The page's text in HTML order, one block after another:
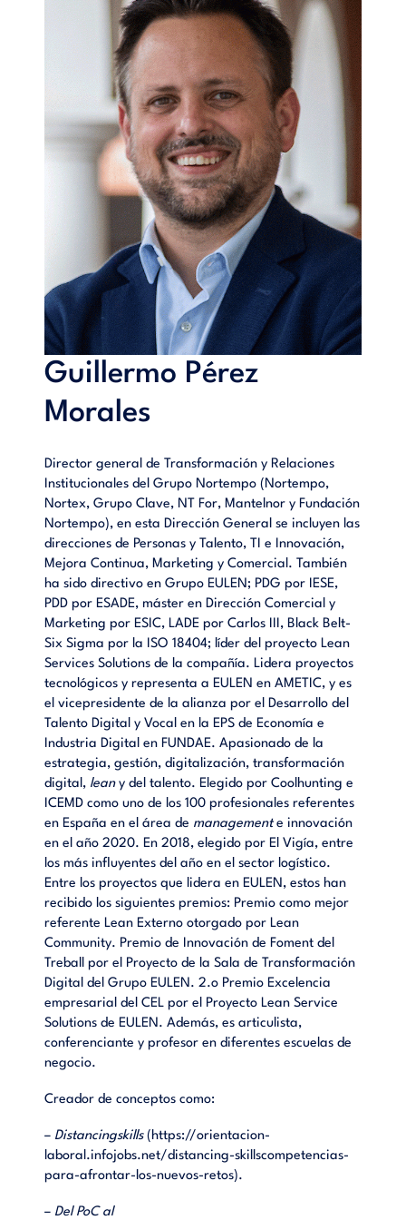
económicamente ni en capital humano, lo que ha generado
ciertos cuellos de botella en los últimos meses, haciendo que la
previsión de ventas tenga una tendencia a la baja en los
próximos meses si la situación perdura.
Desde el ámbito tecnológico, los almacenes tienen un bajo
componente de actualización.
Guillermo Pérez
Morales
Director general de Transformación y Relaciones
Institucionales del Grupo Nortempo (Nortempo,
Nortex, Grupo Clave, NT For, Mantelnor y Fundación
Nortempo), en esta Dirección General se incluyen las
direcciones de Personas y Talento, TI e Innovación,
Mejora Continua, Marketing y Comercial. También
ha sido directivo en Grupo EULEN; PDG por IESE,
PDD por ESADE, máster en Dirección Comercial y
Marketing por ESIC, LADE por Carlos III, Black Belt-
Six Sigma por la ISO 18404; líder del proyecto Lean
Services Solutions de la compañía. Lidera proyectos
tecnológicos y representa a EULEN en AMETIC, y es
el vicepresidente de la alianza por el Desarrollo del
Talento Digital y Vocal en la EPS de Economía e
Industria Digital en FUNDAE. Apasionado de la
estrategia, gestión, digitalización, transformación
digital, leany del talento. Elegido por Coolhunting e
ICEMD como uno de los 100 profesionales referentes
en España en el área de managemente innovación
en el año 2020. En 2018, elegido por El Vigía, entre
los más influyentes del año en el sector logístico.
Entre los proyectos que lidera en EULEN, estos han
recibido los siguientes premios: Premio como mejor
referente Lean Externo otorgado por Lean
Community. Premio de Innovación de Foment del
Treball por el Proyecto de la Sala de Transformación
Digital del Grupo EULEN. 2.o Premio Excelencia
empresarial del CEL por el Proyecto Lean Service
Solutions de EULEN. Además, es articulista,
conferenciante y profesor en diferentes escuelas de
negocio.
Creador de conceptos como:
– Distancingskills(https://orientacion-
laboral.infojobs.net/distancing-skillscompetencias-
para-afrontar-los-nuevos-retos).
– Del PoC al